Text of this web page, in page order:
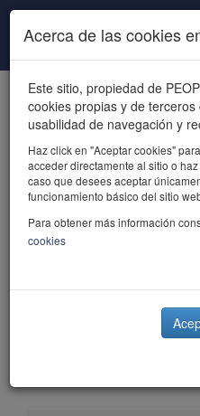
Pasar al contenido principal
Acerca de las cookies
Este sitio, propiedad de
cookies propias y de
usabilidad de navegación y
Haz click en "Aceptar cookies"
acceder directamente al sitio o
caso que desees aceptar
funcionamiento básico del sitio
Para obtener más información
cookies